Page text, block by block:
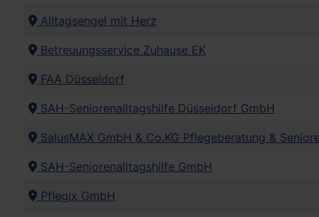
Alltagsengel mit Herz
Betreuungsservice Zuhause EK
FAA Düsseldorf
SAH-Seniorenalltagshilfe Düsseldorf GmbH
SalusMAX GmbH & Co.KG Pflegeberatung &
SAH-Seniorenalltagshilfe GmbH
Pflegix GmbH